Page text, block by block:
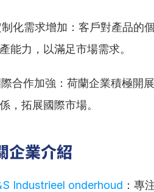
化需求增加：客戶對產品的
能力，以滿足市場需求。
合作加強：荷蘭企業積極開
，拓展國際市場。
企業介紹
Industrieel onderhoud ：專